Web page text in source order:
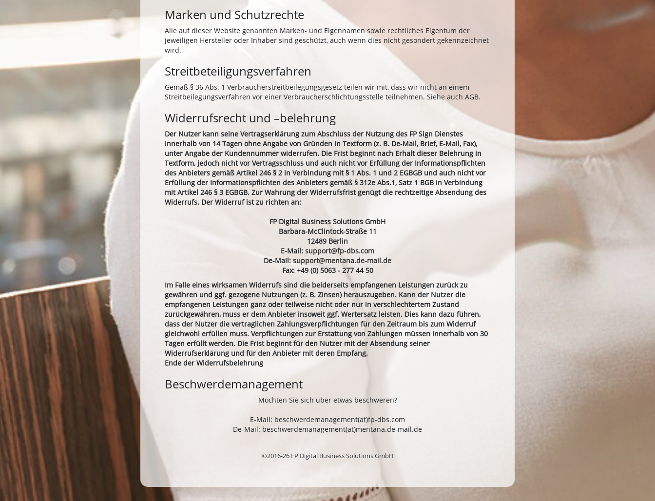
Marken und Schutzrechte
Alle auf dieser Website genannten Marken- und Eigennamen sowie rechtliches Eigentum der
jeweiligen Hersteller oder Inhaber sind geschützt, auch wenn dies nicht gesondert gekennzeichnet
wird.
Streitbeteiligungsverfahren
Gemäß § 36 Abs. 1 Verbraucherstreitbeilegungsgesetz teilen wir mit, dass wir nicht an einem
Streitbeilegungsverfahren vor einer Verbraucherschlichtungsstelle teilnehmen. Siehe auch AGB.
Widerrufsrecht und –belehrung
Der Nutzer kann seine Vertragserklärung zum Abschluss der Nutzung des FP Sign Dienstes
innerhalb von 14 Tagen ohne Angabe von Gründen in Textform (z. B. De-Mail, Brief, E-Mail, Fax),
unter Angabe der Kundennummer widerrufen. Die Frist beginnt nach Erhalt dieser Belehrung in
Textform, jedoch nicht vor Vertragsschluss und auch nicht vor Erfüllung der Informationspflichten
des Anbieters gemäß Artikel 246 § 2 in Verbindung mit § 1 Abs. 1 und 2 EGBGB und auch nicht vor
Erfüllung der Informationspflichten des Anbieters gemäß § 312e Abs.1, Satz 1 BGB in Verbindung
mit Artikel 246 § 3 EGBGB. Zur Wahrung der Widerrufsfrist genügt die rechtzeitige Absendung des
Widerrufs. Der Widerruf ist zu richten an:
FP Digital Business Solutions GmbH
Barbara-McClintock-Straße 11
12489 Berlin
E-Mail: support@fp-dbs.com
De-Mail: support@mentana.de-mail.de
Fax: +49 (0) 5063 - 277 44 50
Im Falle eines wirksamen Widerrufs sind die beiderseits empfangenen Leistungen zurück zu
gewähren und ggf. gezogene Nutzungen (z. B. Zinsen) herauszugeben. Kann der Nutzer die
empfangenen Leistungen ganz oder teilweise nicht oder nur in verschlechtertem Zustand
zurückgewähren, muss er dem Anbieter insoweit ggf. Wertersatz leisten. Dies kann dazu führen,
dass der Nutzer die vertraglichen Zahlungsverpflichtungen für den Zeitraum bis zum Widerruf
gleichwohl erfüllen muss. Verpflichtungen zur Erstattung von Zahlungen müssen innerhalb von 30
Tagen erfüllt werden. Die Frist beginnt für den Nutzer mit der Absendung seiner
Widerrufserklärung und für den Anbieter mit deren Empfang.
Ende der Widerrufsbelehrung
Beschwerdemanagement
Möchten Sie sich über etwas beschweren?
E-Mail: beschwerdemanagement(at)fp-dbs.com
De-Mail: beschwerdemanagement(at)mentana.de-mail.de
©2016-26 FP Digital Business Solutions GmbH